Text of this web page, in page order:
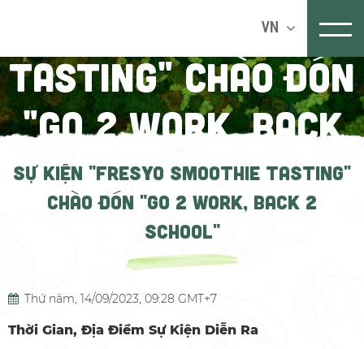
VN
SMOOTHIE
TASTING" CHÀO ĐÓN
"GO 2 WORK, BACK
2 SCHOOL"
Tin tức & Sự kiện
SỰ KIỆN "FRESYO SMOOTHIE TASTING"
CHÀO ĐÓN "GO 2 WORK, BACK 2
SCHOOL"
Thứ năm, 14/09/2023, 09:28 GMT+7
Thời Gian, Địa Điểm Sự Kiện Diễn Ra